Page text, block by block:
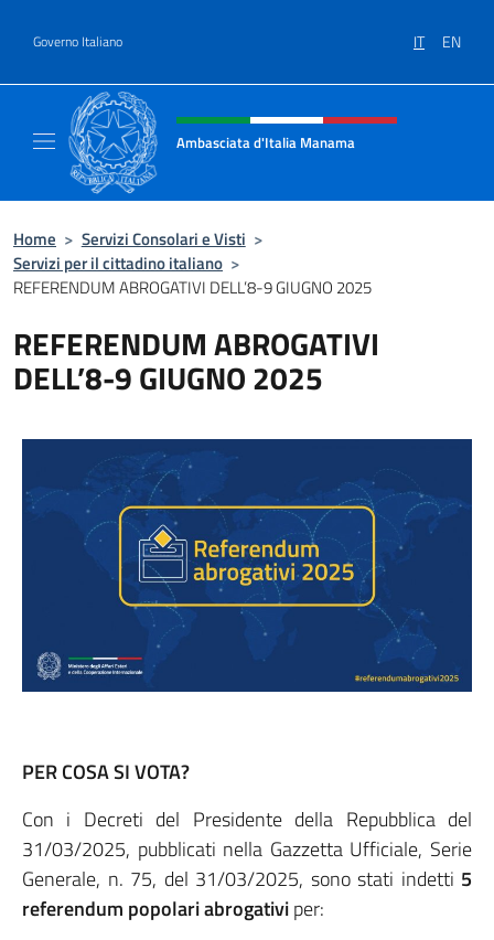
Governo Italiano IT EN
Intestazione sito, social e menù
Ambasciata d'Italia Manama
Home > Servizi Consolari e Visti >
Servizi per il cittadino italiano >
REFERENDUM ABROGATIVI DELL’8-9 GIUGNO 2025
REFERENDUM ABROGATIVI
DELL’8-9 GIUGNO 2025
PER COSA SI VOTA?
Con i Decreti del Presidente della Repubblica del
31/03/2025, pubblicati nella Gazzetta Ufficiale, Serie
Generale, n. 75, del 31/03/2025, sono stati indetti 5
referendum popolari abrogativiper: